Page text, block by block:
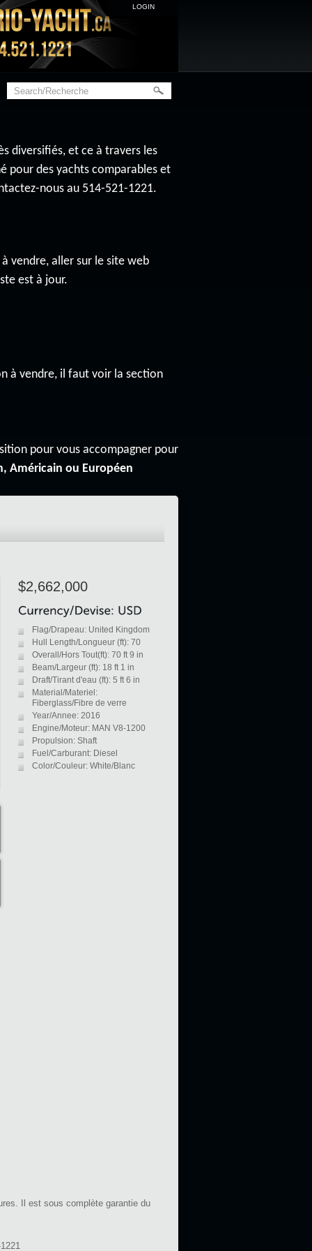
LOGIN
diversifiés, et ce à travers les
pour des yachts comparables et
nous au 514-521-1221.
vendre, aller sur le site web
est à jour.
à vendre, il faut voir la section
pour vous accompagner pour
Américain ou Européen
Il est sous complète garantie du
$2,662,000
Flag/Drapeau: United Kingdom
Hull Length/Longueur (ft): 70
Overall/Hors Tout(ft): 70 ft 9 in
Beam/Largeur (ft): 18 ft 1 in
Draft/Tirant d'eau (ft): 5 ft 6 in
Material/Materiel:
Fiberglass/Fibre de verre
Year/Annee: 2016
Engine/Moteur: MAN V8-1200
Propulsion: Shaft
Fuel/Carburant: Diesel
Color/Couleur: White/Blanc